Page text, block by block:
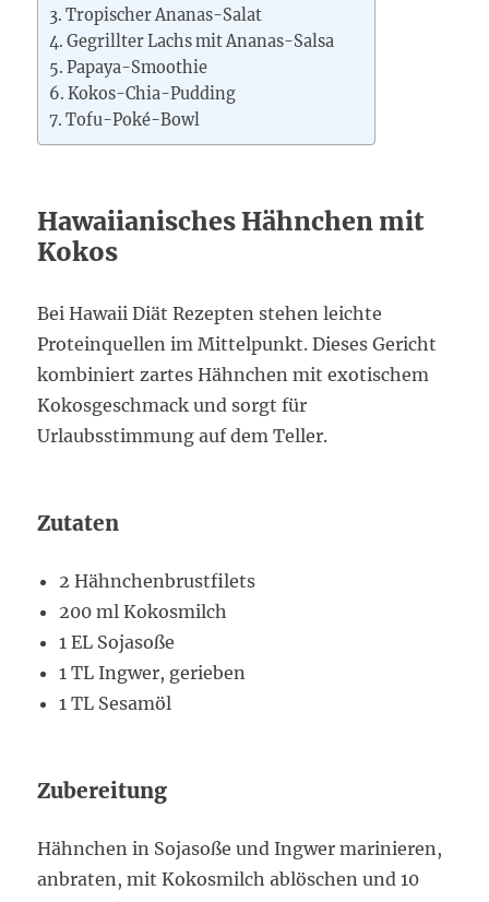
Tropischer Ananas-Salat
Gegrillter Lachs mit Ananas-Salsa
Papaya-Smoothie
Kokos-Chia-Pudding
Tofu-Poké-Bowl
Hawaiianisches Hähnchen mit
Kokos
Bei Hawaii Diät Rezepten stehen leichte
Proteinquellen im Mittelpunkt. Dieses Gericht
kombiniert zartes Hähnchen mit exotischem
Kokosgeschmack und sorgt für
Urlaubsstimmung auf dem Teller.
Zutaten
2 Hähnchenbrustfilets
200 ml Kokosmilch
1 EL Sojasoße
1 TL Ingwer, gerieben
1 TL Sesamöl
Zubereitung
Hähnchen in Sojasoße und Ingwer marinieren,
anbraten, mit Kokosmilch ablöschen und 10